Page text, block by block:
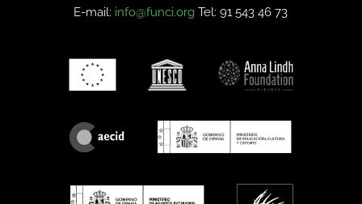
E-mail: info@funci.org Tel: 91 543 46 73